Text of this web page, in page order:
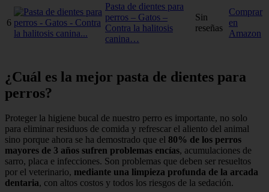
6
Pasta de dientes para
perros – Gatos –
Contra la halitosis
canina…
Sin
reseñas
Comprar
en
Amazon
¿Cuál es la mejor pasta de dientes para
perros?
Proteger la higiene bucal de nuestro perro es importante, no solo
para eliminar residuos de comida y refrescar el aliento del animal
sino porque ahora se ha demostrado que el 80% de los perros
mayores de 3 años sufren problemas encías, acumulaciones de
sarro, placa e infecciones. Son problemas que deben ser resueltos
por el veterinario, mediante una limpieza profunda de la arcada
dentaria, con altos costos y todos los riesgos de la sedación.